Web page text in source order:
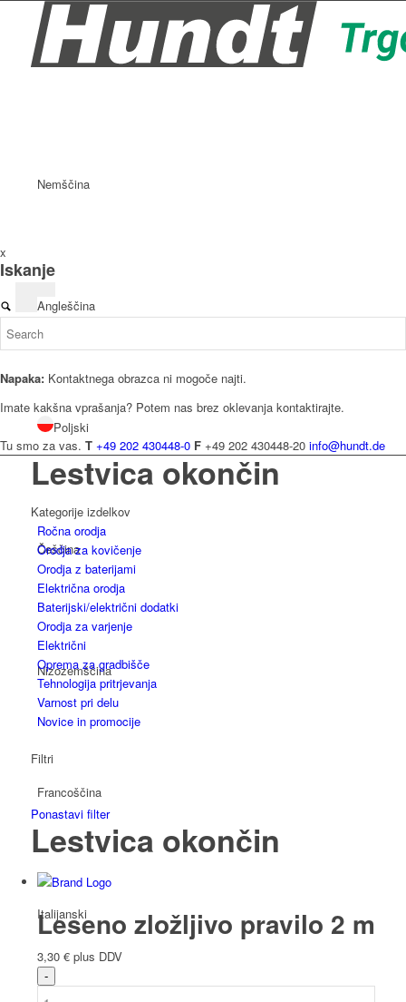
Nemščina
Angleščina
Poljski
Češčina
Nizozemščina
Francoščina
Italijanski
x
Iskanje
Napaka: Kontaktnega obrazca ni mogoče najti.
Imate kakšna vprašanja? Potem nas brez oklevanja kontaktirajte.
Tu smo za vas. T +49 202 430448-0 F +49 202 430448-20 info@hundt.de
Lestvica okončin
Kategorije izdelkov
Ročna orodja
Orodja za kovičenje
Orodja z baterijami
Električna orodja
Baterijski/električni dodatki
Orodja za varjenje
Električni
Oprema za gradbišče
Tehnologija pritrjevanja
Varnost pri delu
Novice in promocije
Filtri
Ponastavi filter
Lestvica okončin
Leseno zložljivo pravilo 2 m
3,30 € plus DDV